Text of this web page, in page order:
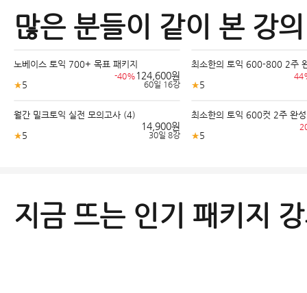
많은 분들이 같이 본 강
노베이스 토익 700+ 목표 패키지
-40% 124,600원
★5 60일·16강
최소한의 토익 600-800 2주
★5
월간 밀크토익 실전 모의고사 (4)
14,900원
★5 30일·8강
최소한의 토익 600컷 2주 완성
★5
지금 뜨는 인기 패키지